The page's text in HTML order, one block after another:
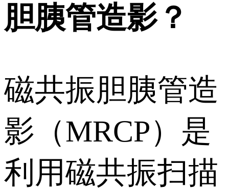
胆胰管造影？
磁共振胆胰管造
影（MRCP）是
利用磁共振扫描